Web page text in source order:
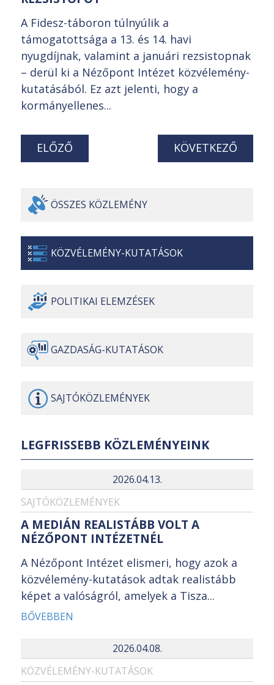
A Fidesz-táboron túlnyúlik a
támogatottsága a 13. és 14. havi
nyugdíjnak, valamint a januári rezsistopnak
– derül ki a Nézőpont Intézet közvélemény-
kutatásából. Ez azt jelenti, hogy a
kormányellenes...
ELŐZŐ KÖVETKEZŐ
ÖSSZES KÖZLEMÉNY
KÖZVÉLEMÉNY-KUTATÁSOK
POLITIKAI ELEMZÉSEK
GAZDASÁG-KUTATÁSOK
SAJTÓKÖZLEMÉNYEK
LEGFRISSEBB KÖZLEMÉNYEINK
2026.04.13.
SAJTÓKÖZLEMÉNYEK
A MEDIÁN REALISTÁBB VOLT A
NÉZŐPONT INTÉZETNÉL
A Nézőpont Intézet elismeri, hogy azok a
közvélemény-kutatások adtak realistább
képet a valóságról, amelyek a Tisza...
BŐVEBBEN
2026.04.08.
KÖZVÉLEMÉNY-KUTATÁSOK